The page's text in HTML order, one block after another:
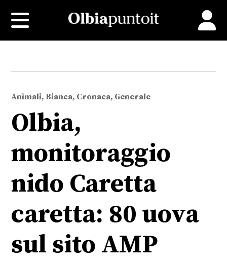
Animali, Bianca, Cronaca, Generale
Olbia,
monitoraggio
nido Caretta
caretta: 80 uova
sul sito AMP